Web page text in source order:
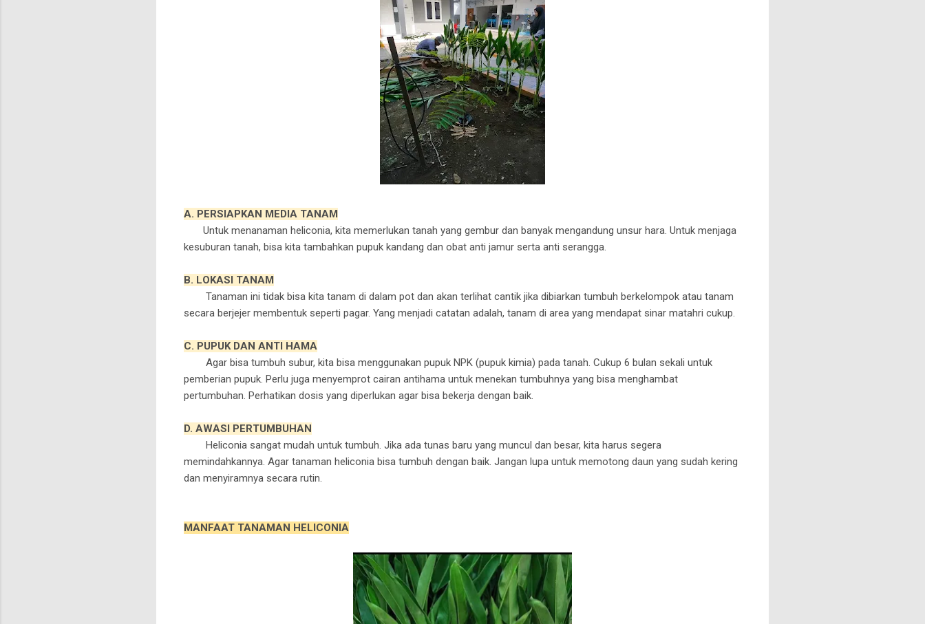
A. PERSIAPKAN MEDIA TANAM
Untuk menanaman heliconia, kita memerlukan tanah yang gembur dan banyak mengandung unsur hara. Untuk menjaga
kesuburan tanah, bisa kita tambahkan pupuk kandang dan obat anti jamur serta anti serangga.
B. LOKASI TANAM
Tanaman ini tidak bisa kita tanam di dalam pot dan akan terlihat cantik jika dibiarkan tumbuh berkelompok atau tanam
secara berjejer membentuk seperti pagar. Yang menjadi catatan adalah, tanam di area yang mendapat sinar matahri cukup.
C. PUPUK DAN ANTI HAMA
Agar bisa tumbuh subur, kita bisa menggunakan pupuk NPK (pupuk kimia) pada tanah. Cukup 6 bulan sekali untuk
pemberian pupuk. Perlu juga menyemprot cairan antihama untuk menekan tumbuhnya yang bisa menghambat
pertumbuhan. Perhatikan dosis yang diperlukan agar bisa bekerja dengan baik.
D. AWASI PERTUMBUHAN
Heliconia sangat mudah untuk tumbuh. Jika ada tunas baru yang muncul dan besar, kita harus segera
memindahkannya. Agar tanaman heliconia bisa tumbuh dengan baik. Jangan lupa untuk memotong daun yang sudah kering
dan menyiramnya secara rutin.
MANFAAT TANAMAN HELICONIA